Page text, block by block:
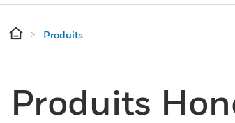
Produits
Produits